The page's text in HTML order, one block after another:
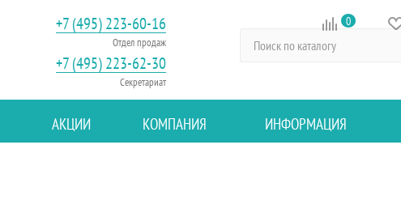
+7 (495) 223-60-16
Отдел продаж
+7 (495) 223-62-30
Секретариат
0
АКЦИИ КОМПАНИЯ ИНФОРМАЦИЯ